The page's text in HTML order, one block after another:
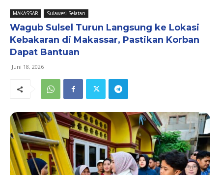
MAKASSAR Sulawesi Selatan
Wagub Sulsel Turun Langsung ke Lokasi
Kebakaran di Makassar, Pastikan Korban
Dapat Bantuan
Juni 18, 2026